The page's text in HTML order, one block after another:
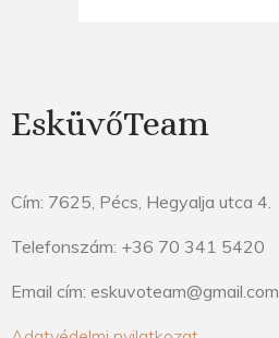
EsküvőTeam
Cím: 7625, Pécs, Hegyalja utca 4.
Telefonszám: +36 70 341 5420
Email cím: eskuvoteam@gmail.com